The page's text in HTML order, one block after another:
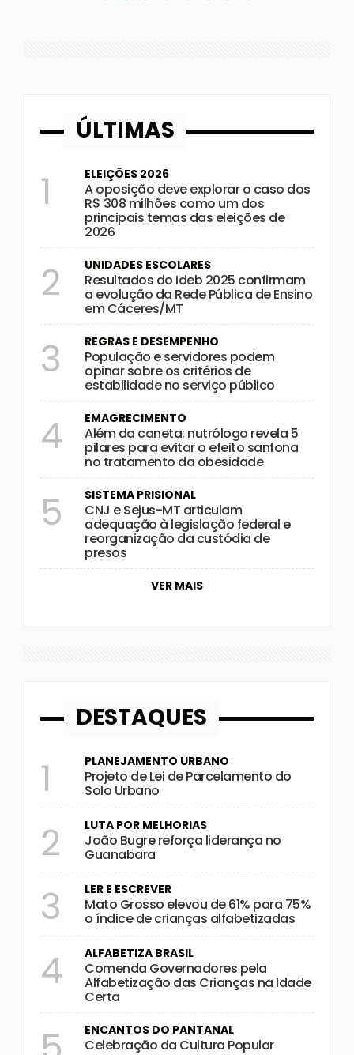
ÚLTIMAS
1 ELEIÇÕES 2026
A oposição deve explorar o caso dos
R$ 308 milhões como um dos
principais temas das eleições de
2026
2 UNIDADES ESCOLARES
Resultados do Ideb 2025 confirmam
a evolução da Rede Pública de Ensino
em Cáceres/MT
3 REGRAS E DESEMPENHO
População e servidores podem
opinar sobre os critérios de
estabilidade no serviço público
4 EMAGRECIMENTO
Além da caneta: nutrólogo revela 5
pilares para evitar o efeito sanfona
no tratamento da obesidade
5 SISTEMA PRISIONAL
CNJ e Sejus-MT articulam
adequação à legislação federal e
reorganização da custódia de
presos
VER MAIS
DESTAQUES
1 PLANEJAMENTO URBANO
Projeto de Lei de Parcelamento do
Solo Urbano
2 LUTA POR MELHORIAS
João Bugre reforça liderança no
Guanabara
3 LER E ESCREVER
Mato Grosso elevou de 61% para 75%
o índice de crianças alfabetizadas
4 ALFABETIZA BRASIL
Comenda Governadores pela
Alfabetização das Crianças na Idade
Certa
ENCANTOS DO PANTANAL
Celebração da Cultura Popular